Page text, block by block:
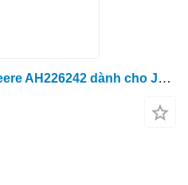
Động cơ thuỷ lực John Deere AH226242 dành cho John Deere 625D, 640D, 640X, 735D, 740